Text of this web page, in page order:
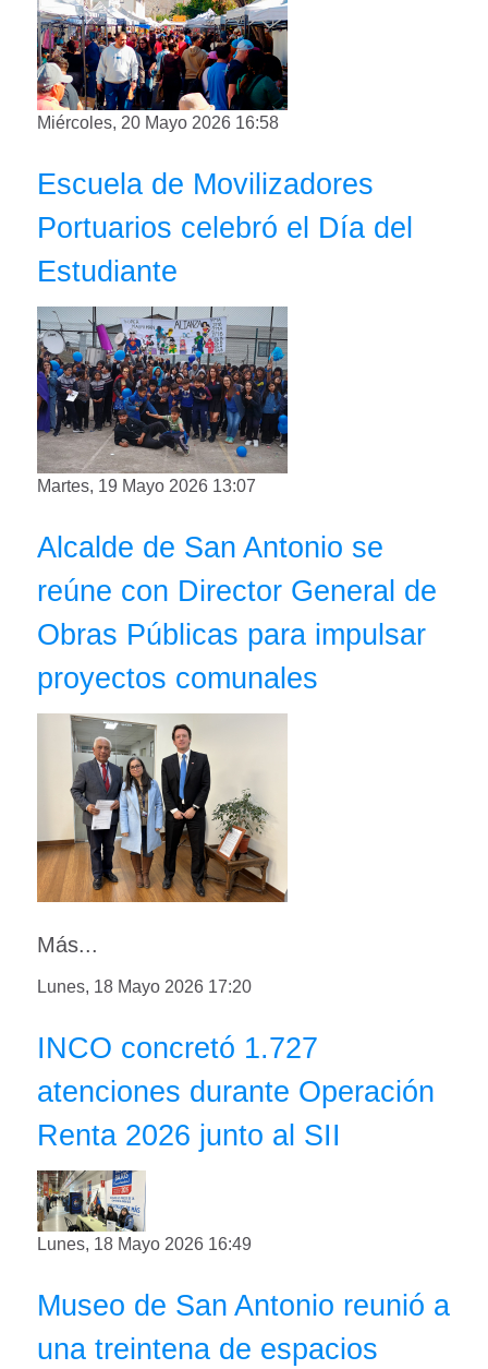
Miércoles, 20 Mayo 2026 16:58
Escuela de Movilizadores
Portuarios celebró el Día del
Estudiante
Martes, 19 Mayo 2026 13:07
Alcalde de San Antonio se
reúne con Director General de
Obras Públicas para impulsar
proyectos comunales
Más...
Lunes, 18 Mayo 2026 17:20
INCO concretó 1.727
atenciones durante Operación
Renta 2026 junto al SII
Lunes, 18 Mayo 2026 16:49
Museo de San Antonio reunió a
una treintena de espacios